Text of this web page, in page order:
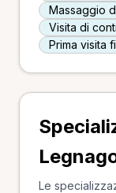
Massaggio
Visita di
Prima visita
Le